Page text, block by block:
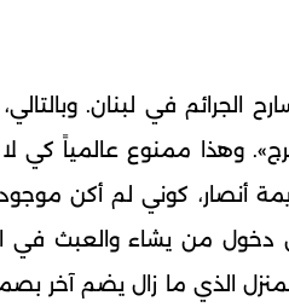
الجرائم في لبنان.
وهذا ممنوع عالمياً كي
أنصار، كوني لم أكن
دخول من يشاء والعبث في
الذي ما زال يضم آخر